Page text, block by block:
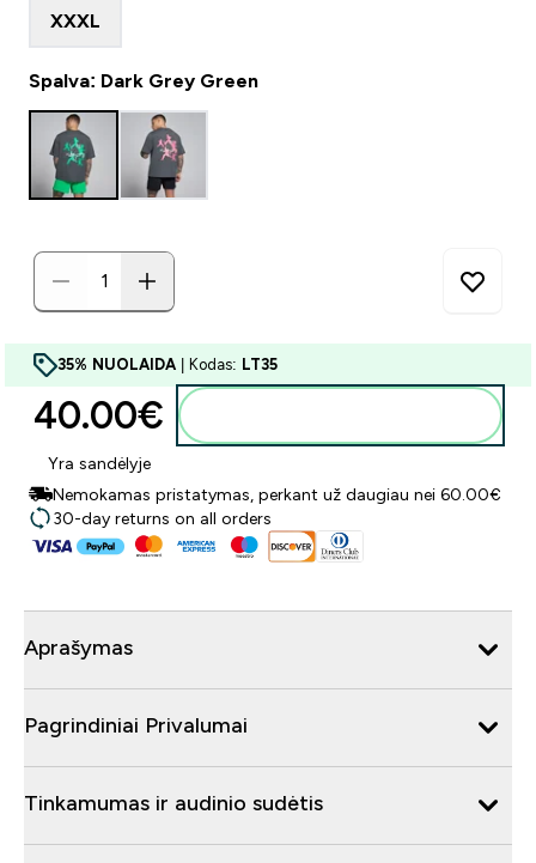
XXXL
Spalva: Dark Grey Green
35% NUOLAIDA | Kodas: LT35
40.00€‎
Yra sandėlyje
Nemokamas pristatymas, perkant už daugiau nei 60.00€
30-day returns on all orders
Aprašymas
Pagrindiniai Privalumai
Tinkamumas ir audinio sudėtis